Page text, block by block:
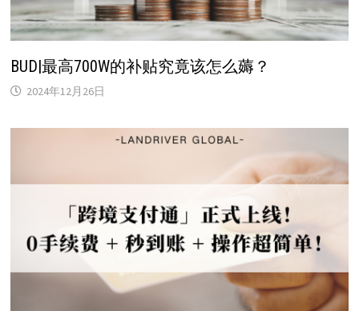
BUD|最高700W的补贴究竟该怎么薅？
2024年12月26日